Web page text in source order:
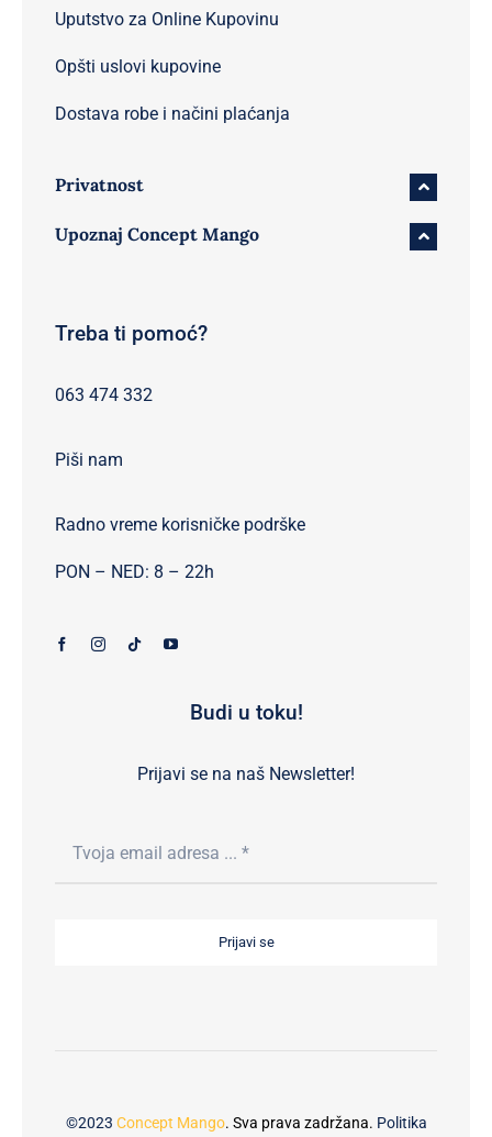
Budi u toku!
Prijavi se na naš Newsletter!
Prijavi se
Uputstvo za Online Kupovinu
Opšti uslovi kupovine
Dostava robe i načini plaćanja
Privatnost
Upoznaj Concept Mango
Treba ti pomoć?
063 474 332
Piši nam
Radno vreme korisničke podrške
PON – NED: 8 – 22h
©2023 Concept Mango. Sva prava zadržana. Politika